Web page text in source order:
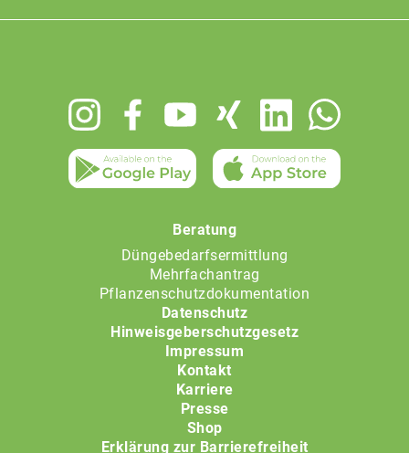
Beratung
Düngebedarfsermittlung
Mehrfachantrag
Pflanzenschutzdokumentation
Datenschutz
Hinweisgeberschutzgesetz
Impressum
Kontakt
Karriere
Presse
Shop
Erklärung zur Barrierefreiheit